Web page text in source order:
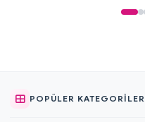
POPÜLER KATEGORILER